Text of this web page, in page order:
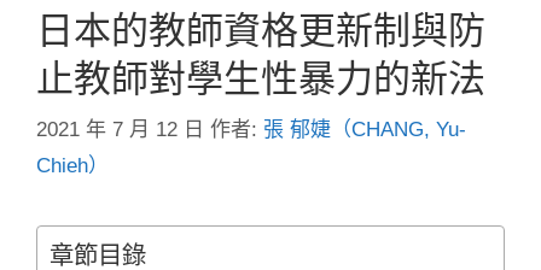
日本的教師資格更新制與防
止教師對學生性暴力的新法
2021 年 7 月 12 日 作者: 張 郁婕（CHANG, Yu-
Chieh）
章節目錄